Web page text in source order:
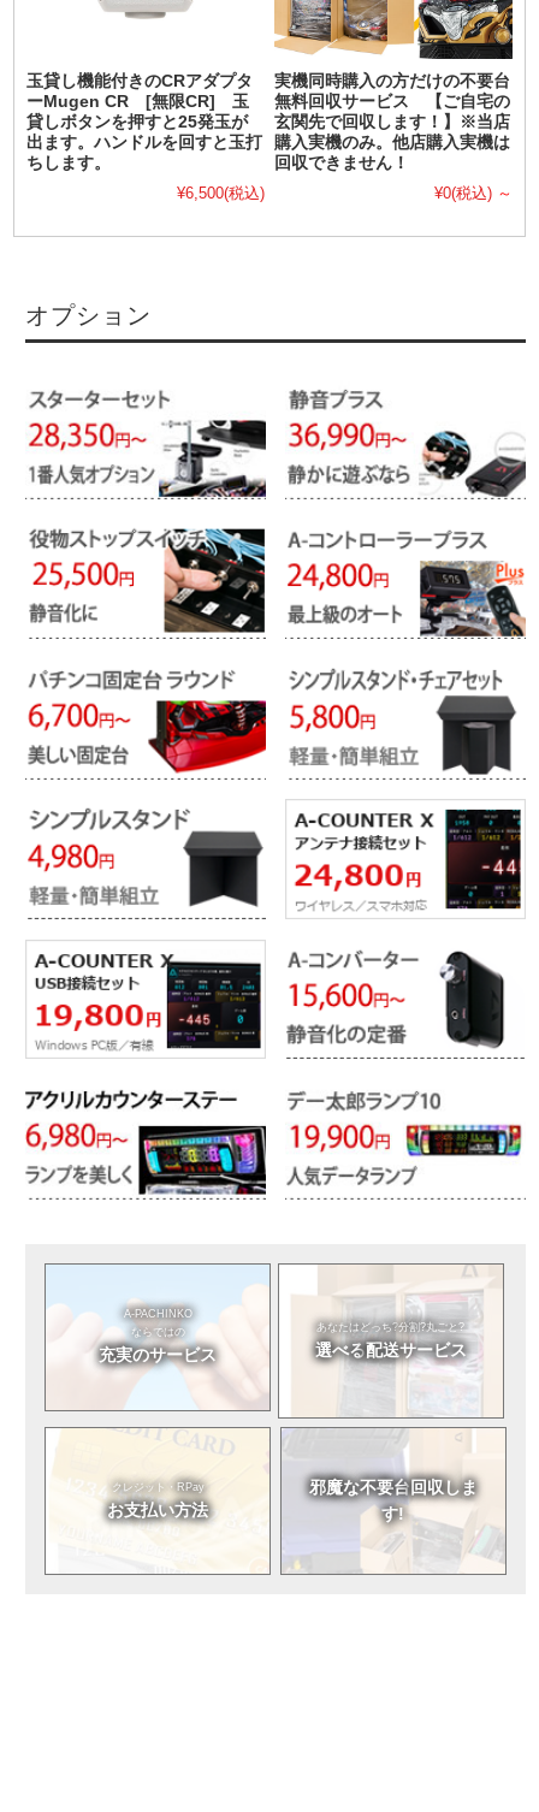
玉貸し機能付きのCRアダプタ
ーMugen CR [無限CR] 玉
貸しボタンを押すと25発玉が
出ます。ハンドルを回すと玉打
ちします。
¥6,500(税込)
実機同時購入の方だけの不要台
無料回収サービス 【ご自宅の
玄関先で回収します！】※当店
購入実機のみ。他店購入実機は
回収できません！
¥0(税込) ～
オプション
A-PACHINKO
ならではの
充実のサービス
あなたはどっち?分割?丸ごと?
選べる配送サービス
クレジット・RPay
お支払い方法
邪魔な不要台回収しま
す!